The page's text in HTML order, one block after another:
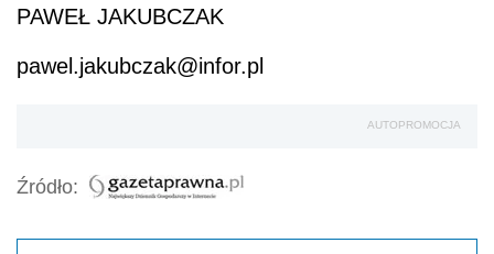
PAWEŁ JAKUBCZAK
pawel.jakubczak@infor.pl
AUTOPROMOCJA
Źródło: